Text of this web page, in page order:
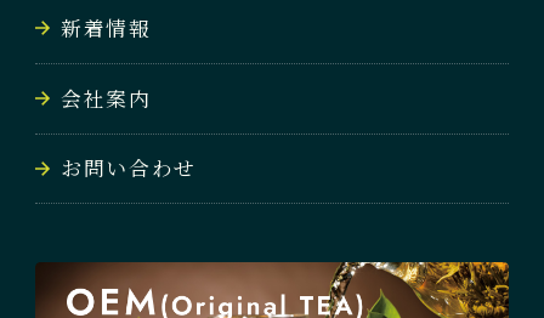
新着情報
会社案内
お問い合わせ